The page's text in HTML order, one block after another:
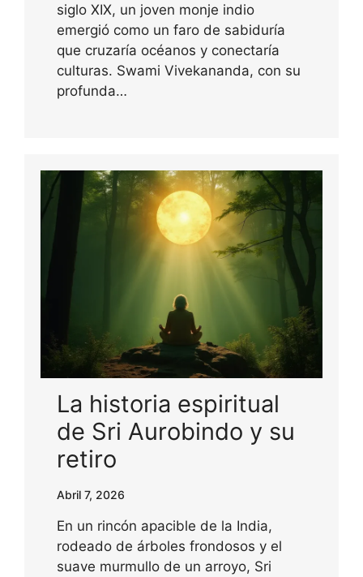
siglo XIX, un joven monje indio
emergió como un faro de sabiduría
que cruzaría océanos y conectaría
culturas. Swami Vivekananda, con su
profunda…
La historia espiritual
de Sri Aurobindo y su
retiro
Abril 7, 2026
En un rincón apacible de la India,
rodeado de árboles frondosos y el
suave murmullo de un arroyo, Sri